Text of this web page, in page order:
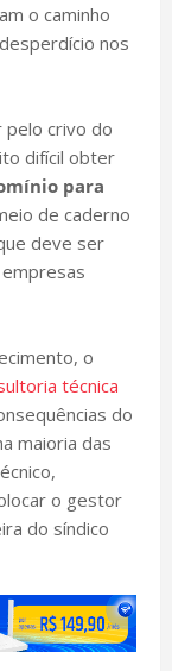
o caminho
nos
pelo crivo do
difícil obter
para
de caderno
deve ser
o
técnica
do
maioria das
o gestor
do síndico